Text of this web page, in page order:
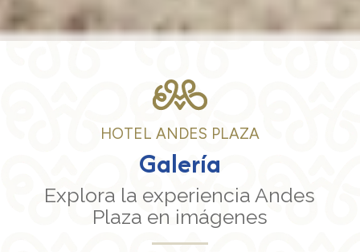
HOTEL ANDES PLAZA
Galería
Explora la experiencia Andes
Plaza en imágenes